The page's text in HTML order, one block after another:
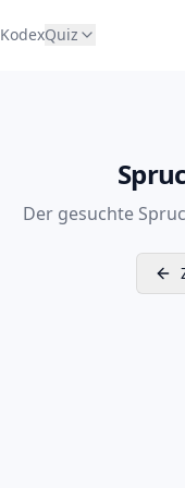
KodexQuiz
Der gesuchte